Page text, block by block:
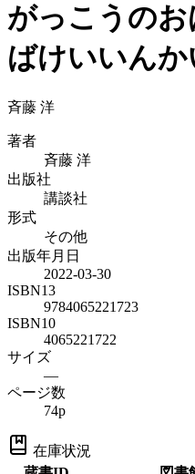
がっこうの
ばけいいんか
斉藤 洋
著者
斉藤 洋
出版社
講談社
形式
その他
出版年月日
2022-03-30
ISBN13
9784065221723
ISBN10
4065221722
サイズ
—
ページ数
74p
在庫状況